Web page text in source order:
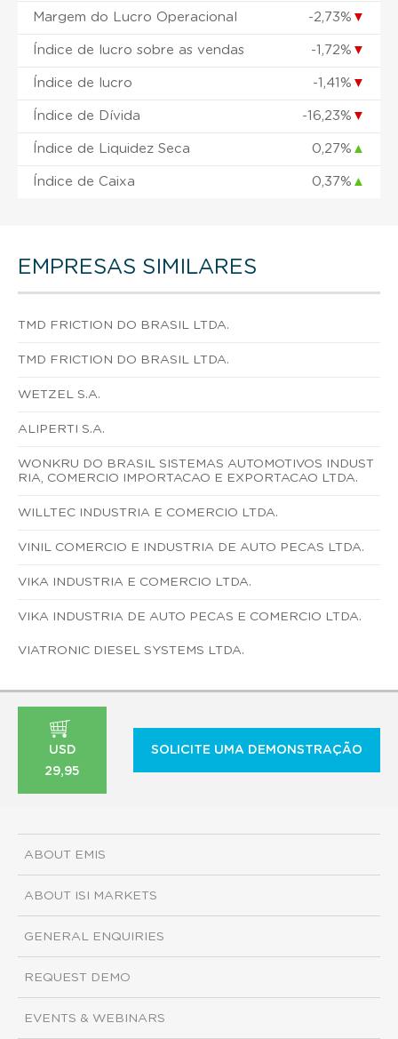
Margem do Lucro Operacional -2,73% ▼
Índice de lucro sobre as vendas -1,72% ▼
Índice de lucro -1,41% ▼
Índice de Dívida -16,23% ▼
Índice de Liquidez Seca 0,27% ▲
Índice de Caixa 0,37% ▲
EMPRESAS SIMILARES
TMD FRICTION DO BRASIL LTDA.
TMD FRICTION DO BRASIL LTDA.
WETZEL S.A.
ALIPERTI S.A.
WONKRU DO BRASIL SISTEMAS AUTOMOTIVOS INDUST
RIA, COMERCIO IMPORTACAO E EXPORTACAO LTDA.
WILLTEC INDUSTRIA E COMERCIO LTDA.
VINIL COMERCIO E INDUSTRIA DE AUTO PECAS LTDA.
VIKA INDUSTRIA E COMERCIO LTDA.
VIKA INDUSTRIA DE AUTO PECAS E COMERCIO LTDA.
VIATRONIC DIESEL SYSTEMS LTDA.
USD
29,95
SOLICITE UMA DEMONSTRAÇÃO
ABOUT EMIS
ABOUT ISI MARKETS
GENERAL ENQUIRIES
REQUEST DEMO
EVENTS & WEBINARS